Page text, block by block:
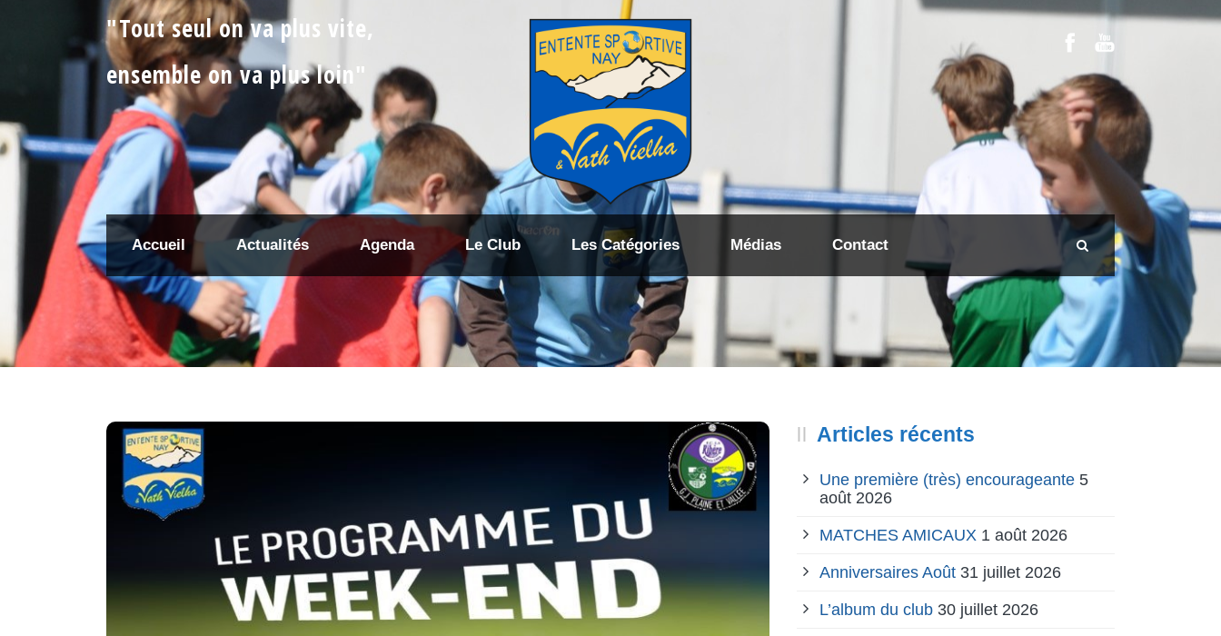
"Tout seul on va plus vite,
ensemble on va plus loin"
Accueil Actualités Agenda Le Club Les Catégories Médias Contact
Articles récents
Une première (très) encourageante 5
août 2026
MATCHES AMICAUX 1 août 2026
Anniversaires Août 31 juillet 2026
L’album du club 30 juillet 2026